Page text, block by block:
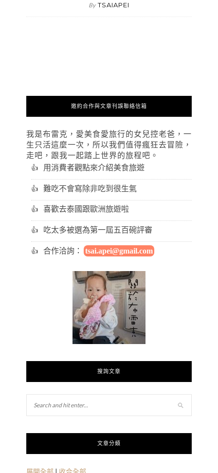
By TSAIAPEI
邀約合作與文章刊誤聯絡信箱
我是布雷克，愛美食愛旅行的女兒控老爸，一
生只活這麼一次，所以我們值得瘋狂去冒險，
走吧，跟我一起踏上世界的旅程吧。
用消費者觀點來介紹美食旅遊
難吃不會寫除非吃到很生氣
喜歡去泰國跟歐洲旅遊啦
吃太多被選為第一屆五百碗評審
合作洽詢： tsai.apei@gmail.com
搜詢文章
文章分類
展開全部 | 收合全部